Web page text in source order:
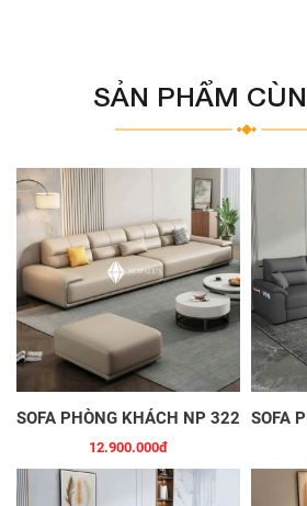
SẢN PHẨM
SOFA PHÒNG KHÁCH NP 322
12.900.000đ
SOFA